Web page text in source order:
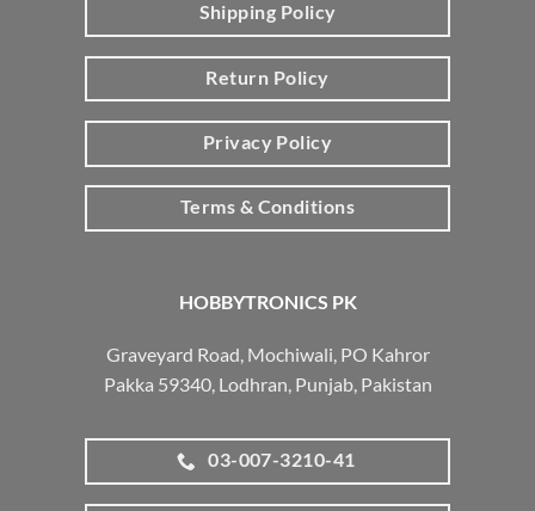
HOBBYTRONICS PK
Graveyard Road, Mochiwali, PO Kahror
Pakka 59340, Lodhran, Punjab, Pakistan
03-007-3210-41
Shipping Policy
Return Policy
Privacy Policy
Terms & Conditions